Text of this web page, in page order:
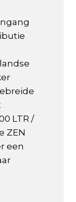
LTR /
ZEN
een